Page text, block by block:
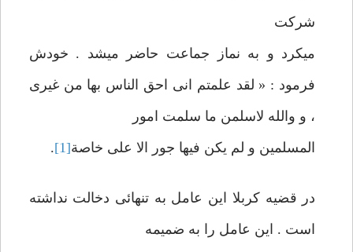
شركت
می‏كرد و به نماز جماعت حاضر می‏شد . خودش
فرمود : « لقد علمتم انی احق الناس بها من غيری
، و والله لاسلمن‏ ما سلمت امور
المسلمين و لم يكن فيها جور الا علی خاصة[1]
.
در قضيه كربلا اين عامل به تنهائی دخالت نداشته
است . اين عامل را به‏ ضميمه